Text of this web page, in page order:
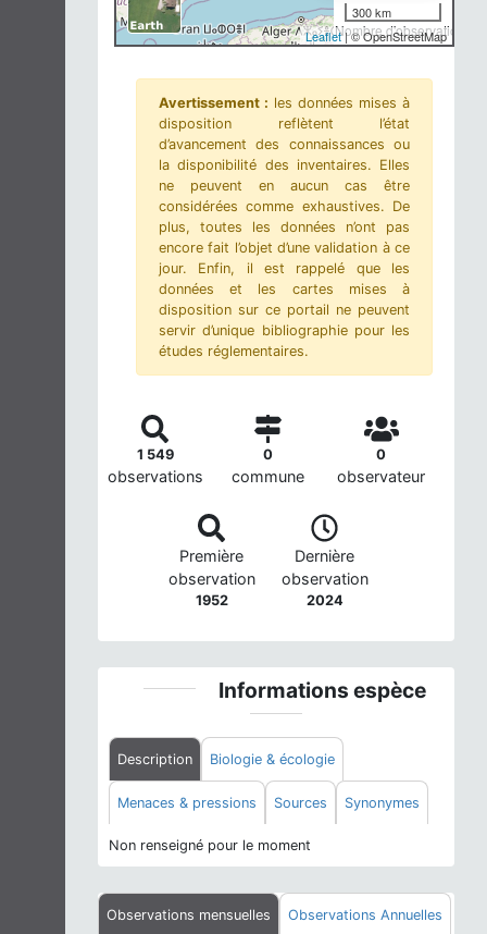
Nombre d'observations-
300 km
Leaflet| © OpenStreetMap
Avertissement : les données mises à
disposition reflètent l’état
d’avancement des connaissances ou
la disponibilité des inventaires. Elles
ne peuvent en aucun cas être
considérées comme exhaustives. De
plus, toutes les données n’ont pas
encore fait l’objet d’une validation à ce
jour. Enfin, il est rappelé que les
données et les cartes mises à
disposition sur ce portail ne peuvent
servir d’unique bibliographie pour les
études réglementaires.
1 549
observations
0
commune
0
observateur
Première
observation
1952
Dernière
observation
2024
Informations espèce
Description Biologie & écologie
Menaces & pressions Sources Synonymes
Non renseigné pour le moment
Observations mensuelles Observations Annuelles